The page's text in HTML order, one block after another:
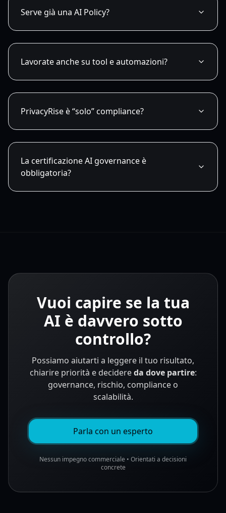
Serve già una AI Policy?
Lavorate anche su tool e automazioni?
PrivacyRise è “solo” compliance?
La certificazione AI governance è
obbligatoria?
Vuoi capire se la tua
AI è davvero sotto
controllo?
Possiamo aiutarti a leggere il tuo risultato,
chiarire priorità e decidereda dove partire:
governance, rischio, compliance o
scalabilità.
Parla con un esperto
Nessun impegno commerciale • Orientati a decisioni
concrete